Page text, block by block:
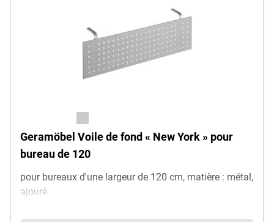
Geramöbel Voile de fond « New York » pour
bureau de 120
pour bureaux d'une largeur de 120 cm, matière : métal,
ajouré